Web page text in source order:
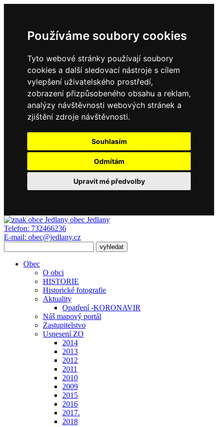
Používáme soubory cookies
Tyto webové stránky používají soubory
cookies a další sledovací nástroje s cílem
vylepšení uživatelského prostředí,
zobrazení přizpůsobeného obsahu a reklam,
analýzy návštěvnosti webových stránek a
zjištění zdroje návštěvnosti.
Souhlasím
Odmítám
Upravit mé předvolby
obec Jedlany
Telefon: 732466236
E-mail: obec@jedlany.cz
Obec
O obci
HISTORIE
Historické fotografie
Aktuality
Opatření -KORONAVIR
Náš mapový portál
Zastupitelstvo
Usnesení ZO
2014
2013
2012
2011
2010
2009
2015
2016
2017.
2018